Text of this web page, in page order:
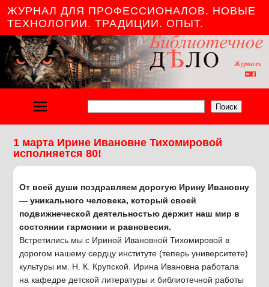
ЖУРНАЛ ДЛЯ ПРОФЕССИОНАЛОВ. НОВЫЕ
ТЕХНОЛОГИИ. ТРАДИЦИИ. ОПЫТ.
Поиск
1 марта Ирине Ивановне Тихомировой
исполняется 80!
От всей души поздравляем дорогую Ирину Ивановну
— уникального человека, который своей
подвижнеческой деятельностью держит наш мир в
состоянии гармонии и равновесия.
Встретились мы с Ириной Ивановной Тихомировой в
дорогом нашему сердцу институте (теперь университете)
культуры им. Н. К. Крупской. Ирина Ивановна работала
на кафедре детской литературы и библиотечной работы